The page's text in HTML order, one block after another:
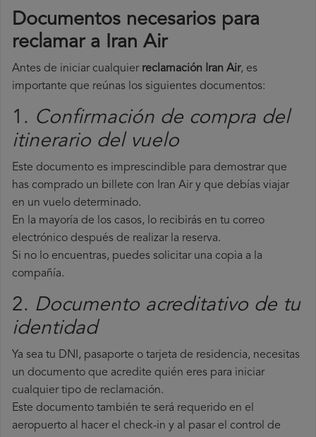
Documentos necesarios para
reclamar a Iran Air
Antes de iniciar cualquier reclamación Iran Air, es
importante que reúnas los siguientes documentos:
1. Confirmación de compra del
itinerario del vuelo
Este documento es imprescindible para demostrar que
has comprado un billete con Iran Air y que debías viajar
en un vuelo determinado.
En la mayoría de los casos, lo recibirás en tu correo
electrónico después de realizar la reserva.
Si no lo encuentras, puedes solicitar una copia a la
compañía.
2. Documento acreditativo de tu
identidad
Ya sea tu DNI, pasaporte o tarjeta de residencia, necesitas
un documento que acredite quién eres para iniciar
cualquier tipo de reclamación.
Este documento también te será requerido en el
aeropuerto al hacer el check-in y al pasar el control de